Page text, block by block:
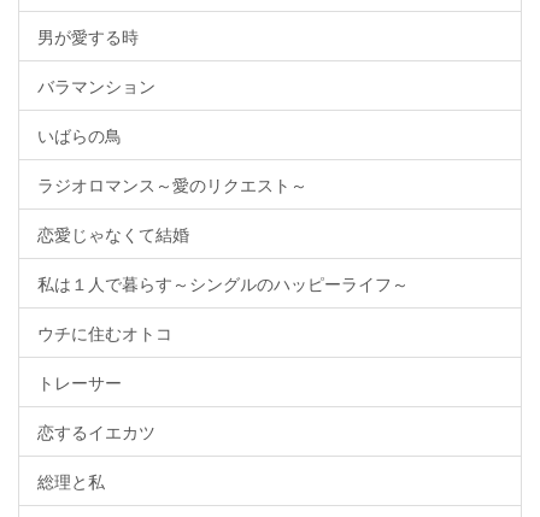
男が愛する時
バラマンション
いばらの鳥
ラジオロマンス～愛のリクエスト～
恋愛じゃなくて結婚
私は１人で暮らす～シングルのハッピーライフ～
ウチに住むオトコ
トレーサー
恋するイエカツ
総理と私